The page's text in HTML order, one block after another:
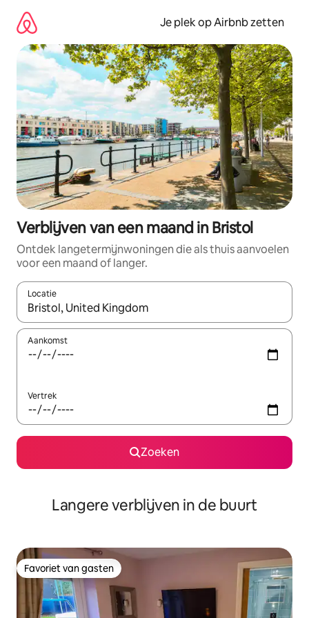
direct
naar
inhoud
Je plek op Airbnb zetten
Verblijven van een maand in Bristol
Ontdek langetermijnwoningen die als thuis aanvoelen
voor een maand of langer.
Locatie
Wanneer er resultaten beschikbaar zijn, maak je een keuze
Aankomst
Vertrek
Zoeken
Langere verblijven in de buurt
Favoriet van gasten
Favoriet van gasten